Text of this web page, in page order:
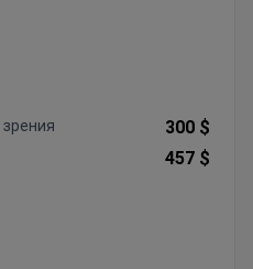
частью группы
комплексе
лечение у
Больница
da Vinci Xi,
круглосуточной
300 $
457 $